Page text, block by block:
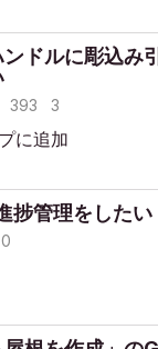
ドルに彫込み
393 3
に追加
捗管理をしたい
0